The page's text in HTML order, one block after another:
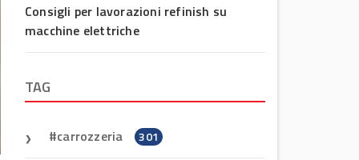
Consigli per lavorazioni refinish su
macchine elettriche
TAG
carrozzeria 301